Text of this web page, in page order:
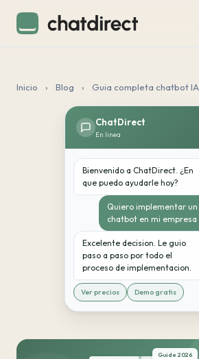
Inicio › Blog › Guia completa chatbot IA
Guide 2026
ChatDirect
En linea
Bienvenido a ChatDirect. ¿En
que puedo ayudarle hoy?
Quiero implementar un
chatbot en mi empresa
Excelente decision. Le guio
paso a paso por todo el
proceso de implementacion.
Ver precios Demo gratis